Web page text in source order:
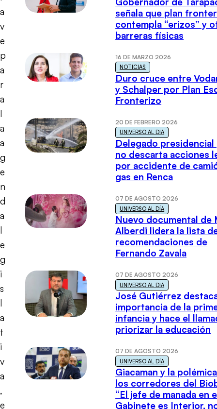
a
v
e
p
a
r
a
l
a
a
g
e
n
d
a
l
e
g
i
s
l
a
t
i
v
a
,
e
señala que plan
contempla “erizos” y
barreras físicas
16 DE MARZO 2026
NOTICIAS
Duro cruce entre
y Schalper por Plan
Fronterizo
20 DE FEBRERO 2026
UNIVERSO AL DÍA
Delegado presidencial
no descarta acciones
por accidente de
gas en Renca
07 DE AGOSTO 2026
UNIVERSO AL DÍA
Nuevo documental de
Alberdi lidera la lista
recomendaciones de
Fernando Zavala
07 DE AGOSTO 2026
UNIVERSO AL DÍA
José Gutiérrez
importancia de la
infancia y hace el
priorizar la educación
07 DE AGOSTO 2026
UNIVERSO AL DÍA
Giacaman y la
los corredores del
“El jefe de manada en
Gabinete es Interior,